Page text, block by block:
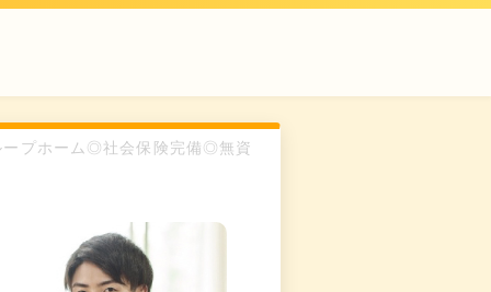
ープホーム◎社会保険完備◎無資